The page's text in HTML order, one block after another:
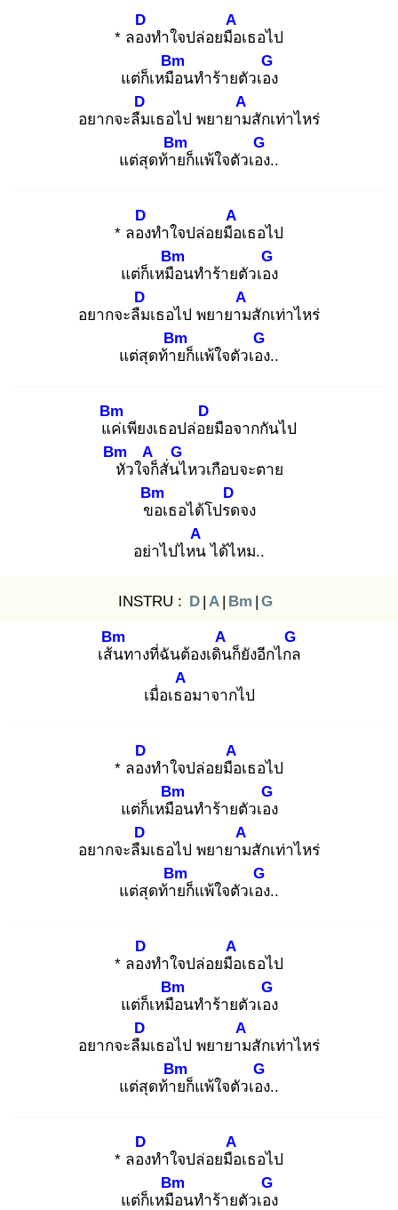
* ลอง
D
ทำใจปล่อยมือ
A
เธอไป
แต่ก็เหมือ
Bm
นทำร้ายตัวเอง
G
อยากจะลืม
D
เธอไป พยายาม
A
สักเท่าไหร่
แต่สุดท้าย
Bm
ก็แพ้ใจตัวเอง
G
..
* ลอง
D
ทำใจปล่อยมือ
A
เธอไป
แต่ก็เหมือ
Bm
นทำร้ายตัวเอง
G
อยากจะลืม
D
เธอไป พยายาม
A
สักเท่าไหร่
แต่สุดท้าย
Bm
ก็แพ้ใจตัวเอง
G
..
แค่
Bm
เพียงเธอปล่อย
D
มือจากกันไป
หั
Bm
วใจก็
A
สั่นไ
G
หวเกือบจะตาย
ขอ
Bm
เธอได้โปรด
D
จง
อย่าไปไหน
A
ได้ไหม..
INSTRU : D | A | Bm | G
เส้น
Bm
ทางที่ฉันต้องเดิน
A
ก็ยังอีกไกล
G
เมื่อเธอ
A
มาจากไป
* ลอง
D
ทำใจปล่อยมือ
A
เธอไป
แต่ก็เหมือ
Bm
นทำร้ายตัวเอง
G
อยากจะลืม
D
เธอไป พยายาม
A
สักเท่าไหร่
แต่สุดท้าย
Bm
ก็แพ้ใจตัวเอง
G
..
* ลอง
D
ทำใจปล่อยมือ
A
เธอไป
แต่ก็เหมือ
Bm
นทำร้ายตัวเอง
G
อยากจะลืม
D
เธอไป พยายาม
A
สักเท่าไหร่
แต่สุดท้าย
Bm
ก็แพ้ใจตัวเอง
G
..
* ลอง
D
ทำใจปล่อยมือ
A
เธอไป
แต่ก็เหมือ
Bm
นทำร้ายตัวเอง
G